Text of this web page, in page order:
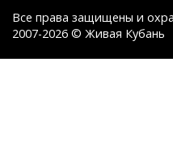
Все права защищены и
2007-2026 © Живая Кубань